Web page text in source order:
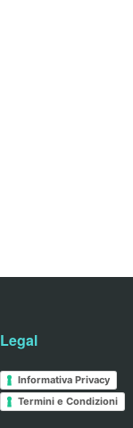
Legal
Informativa Privacy
Termini e Condizioni